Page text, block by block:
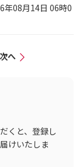
年08月14日 06時0
次へ
くと、登録し
けいたしま